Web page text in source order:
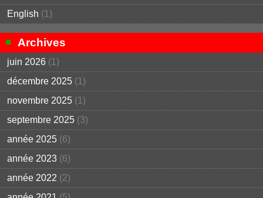
English (1)
Archives
juin 2026 (1)
décembre 2025 (1)
novembre 2025 (1)
septembre 2025 (3)
année 2025 (6)
année 2023 (6)
année 2022 (2)